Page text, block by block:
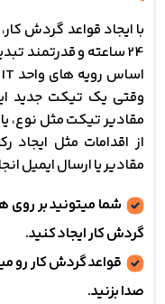
با ایجاد قواعد گردش
24 ساعته و قدرتمند
وقتی یک تیکت جدید
مقادیر تیکت مثل نوع،
مقادیر یا ارسال ایمیل
شما میتونید بر روی
گردش کار ایجاد کنید.
قواعد گردش کار رو
صدا بزنید.